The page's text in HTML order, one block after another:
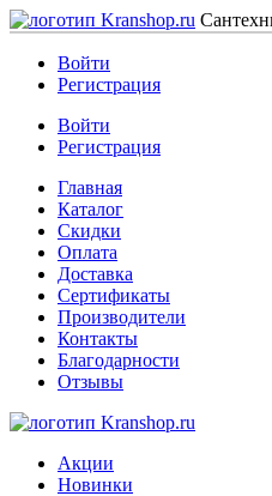
Войти
Регистрация
Войти
Регистрация
Главная
Каталог
Скидки
Оплата
Доставка
Сертификаты
Производители
Контакты
Благодарности
Отзывы
Акции
Новинки